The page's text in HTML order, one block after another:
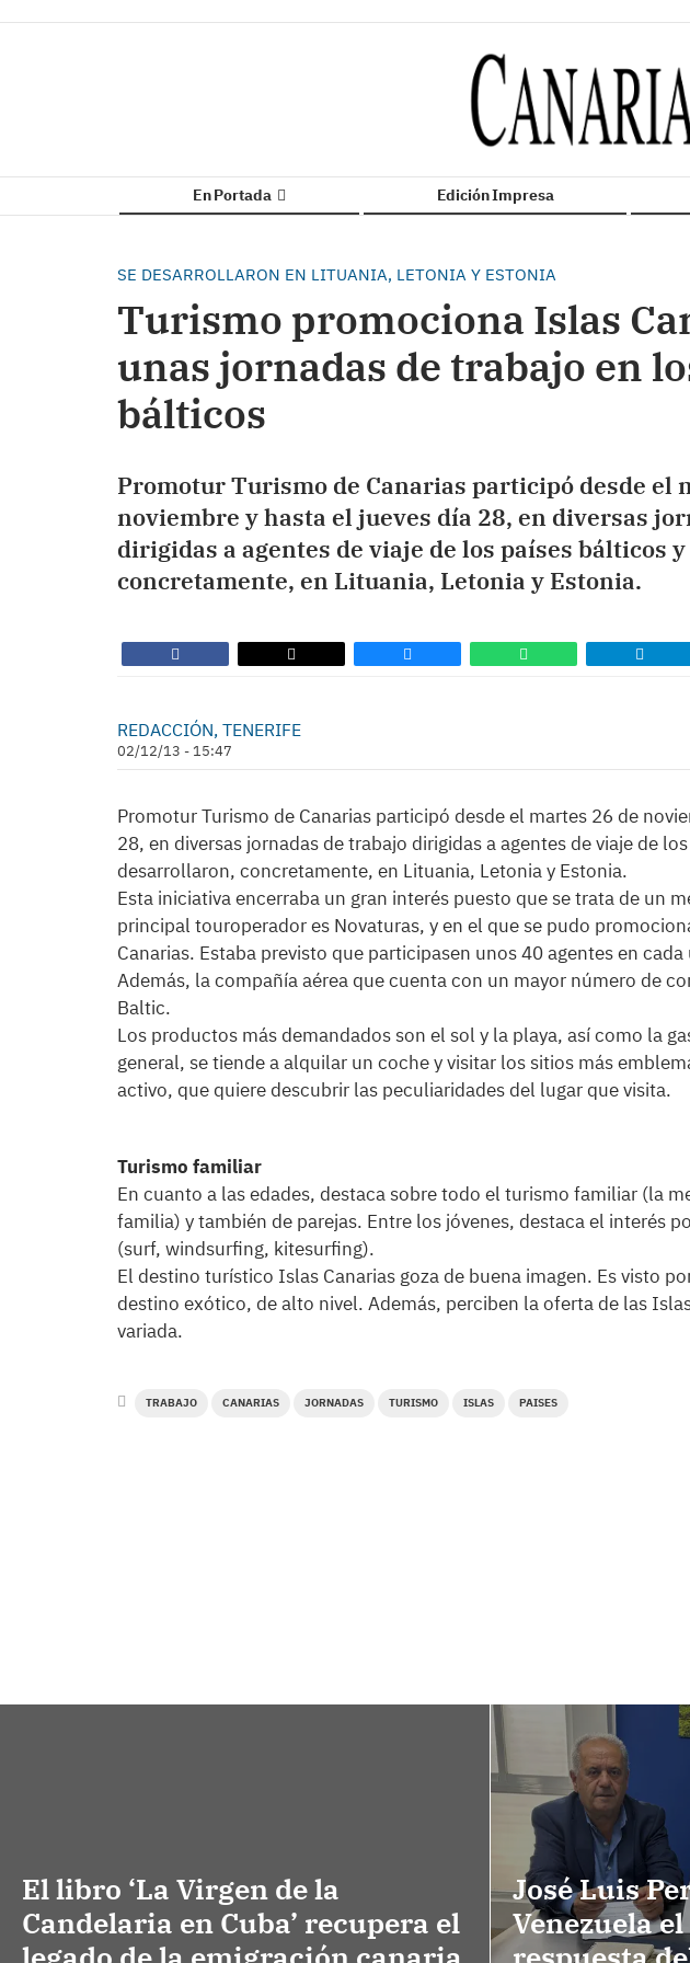
En Portada Edición Impresa
SE DESARROLLARON EN LITUANIA, LETONIA Y ESTONIA
Turismo promociona Islas
unas jornadas de trabajo en
bálticos
Promotur Turismo de Canarias participó desde el
noviembre y hasta el jueves día 28, en diversas
dirigidas a agentes de viaje de los países bálticos
concretamente, en Lituania, Letonia y Estonia.
REDACCIÓN, TENERIFE
02/12/13 - 15:47
Promotur Turismo de Canarias participó desde el martes 26 de
28, en diversas jornadas de trabajo dirigidas a agentes de viaje de
desarrollaron, concretamente, en Lituania, Letonia y Estonia.
Esta iniciativa encerraba un gran interés puesto que se trata de un
principal touroperador es Novaturas, y en el que se pudo
Canarias. Estaba previsto que participasen unos 40 agentes en
Además, la compañía aérea que cuenta con un mayor número de
Baltic.
Los productos más demandados son el sol y la playa, así como la
general, se tiende a alquilar un coche y visitar los sitios más
activo, que quiere descubrir las peculiaridades del lugar que visita.
Turismo familiar
En cuanto a las edades, destaca sobre todo el turismo familiar (la
familia) y también de parejas. Entre los jóvenes, destaca el interés
(surf, windsurfing, kitesurfing).
El destino turístico Islas Canarias goza de buena imagen. Es visto
destino exótico, de alto nivel. Además, perciben la oferta de las
variada.
TRABAJO CANARIAS JORNADAS TURISMO ISLAS PAISES
El libro ‘La Virgen de la
Candelaria en Cuba’ recupera el
José Luis
Venezuela